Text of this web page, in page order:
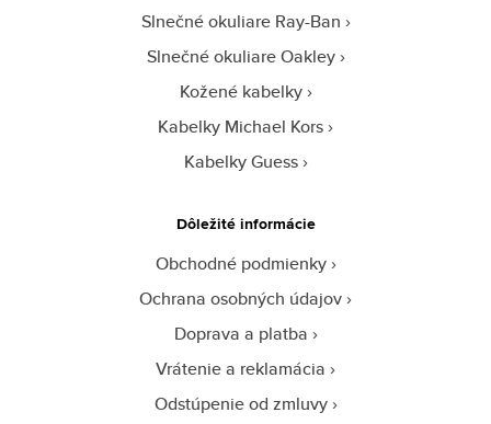
Slnečné okuliare Ray-Ban
Slnečné okuliare Oakley
Kožené kabelky
Kabelky Michael Kors
Kabelky Guess
Dôležité informácie
Obchodné podmienky
Ochrana osobných údajov
Doprava a platba
Vrátenie a reklamácia
Odstúpenie od zmluvy